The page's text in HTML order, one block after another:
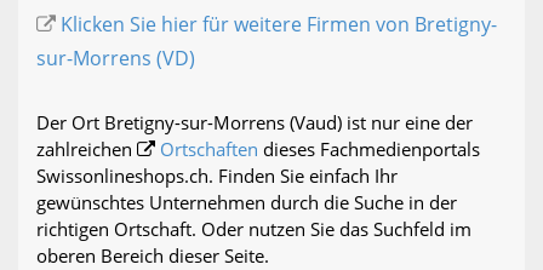
Klicken Sie hier für weitere Firmen von Bretigny-
sur-Morrens (VD)
Der Ort Bretigny-sur-Morrens (Vaud) ist nur eine der
zahlreichen
Ortschaften dieses Fachmedienportals
Swissonlineshops.ch. Finden Sie einfach Ihr
gewünschtes Unternehmen durch die Suche in der
richtigen Ortschaft. Oder nutzen Sie das Suchfeld im
oberen Bereich dieser Seite.